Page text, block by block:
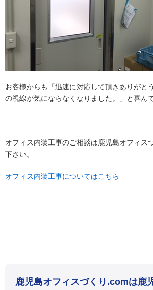
お客様からも「迅速に対応して頂きありがと
の視線が気にならなくなりました。」と喜ん
オフィス内装工事のご相談は鹿児島オフィス
下さい。
オフィス内装工事についてはこちら
鹿児島オフィスづくり.comは鹿